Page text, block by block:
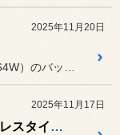
2025年11月20日
2025年11月17日
カムリ 手持ちのスタッドレスタイヤへ交換